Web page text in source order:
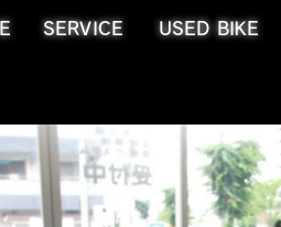
SERVICE USED BIKE